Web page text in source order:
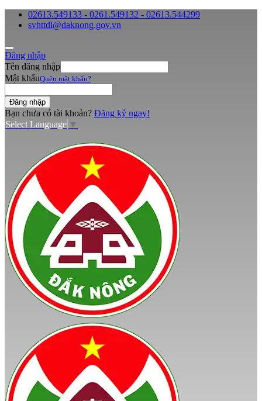
02613.549133 - 0261.549132 - 02613.544299
svhttdl@daknong.gov.vn
Đăng nhập
Tên đăng nhập
Mật khẩuQuên mật khẩu?
Bạn chưa có tài khoản? Đăng ký ngay!
Select Language ▼